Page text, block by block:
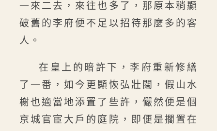
一來二去，來往也多了，那原本稍顯
破舊的李府便不足以招待那麼多的客
人。
在皇上的暗許下，李府重新修繕
了一番，如今更顯恢弘壯闊，假山水
榭也適當地添置了些許，儼然便是個
京城官宦大戶的庭院，即便是擱置在